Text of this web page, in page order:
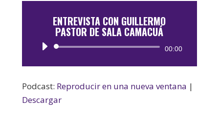
ENTREVISTA CON GUILLERMO
PASTOR DE SALA CAMACUÁ
Reproductor
00:00
Podcast: Reproducir en una nueva ventana |
Descargar